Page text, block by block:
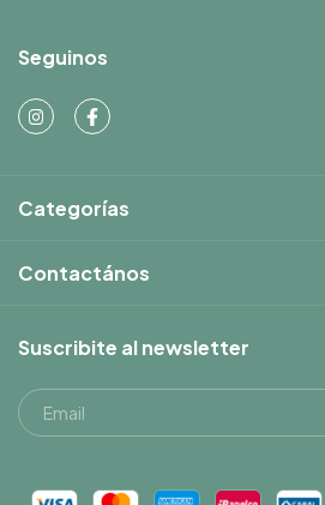
Seguinos
Categorías
Contactános
Suscribite al newsletter